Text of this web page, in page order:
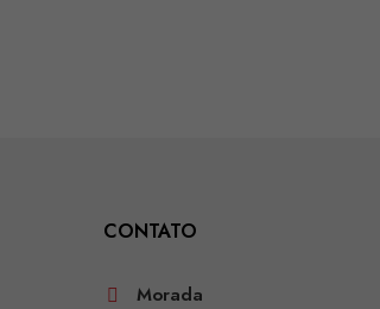
CONTATO
Morada